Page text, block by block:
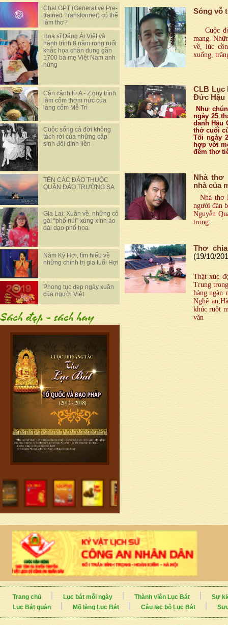
Chat GPT (Generative Pre-
trained Transformer) có thể
làm thơ?
Họa sĩ Đặng Ái Việt và
hành trình 8 năm rong ruổi
khắc họa chân dung gần
1700 bà mẹ Việt Nam anh
hùng
Cận cảnh từ A - Z quy trình
làm cốm thơm nức của
làng cốm Mễ Trì
Cuộc sống cả đời không
tách rời của những cặp
sinh đôi dính liền
TÊN CÁC ĐẢO THUỘC
QUẦN ĐẢO TRƯỜNG SA
Gia Lai: Xuân về, những cô
gái “phố núi” xúng xính áo
dài dạo phố hoa
Năm Kỷ Hợi, tìm hiểu về
những chính trị gia tuổi Hợi
Phong tục đẹp ngày xuân
của người Việt
Sóng vỗ
Cuộc đời
mang.
về, lúc
xuống,
CLB Lục
Đức Hậu
Như
ngày 25
danh Hậu
thở cuối
Tối ngày
hợp với
đêm thơ
Nhà thơ
nhà của
Nhà thơ
người đàn
Nguyễn
trọng.
Thơ
(19/10/
Thật xúc
Trung
hàng ngàn
Nghệ
khúc ruột
văn
Trang chủ Lục bát mỗi ngày Thành viên Lục Bát
Sự
Lục Bát quán
Mõ làng Lục Bát Câu lạc bộ Lục Bát